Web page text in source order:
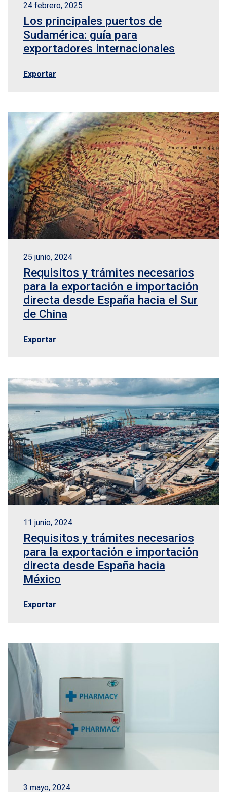
24 febrero, 2025
Los principales puertos de
Sudamérica: guía para
exportadores internacionales
Exportar
25 junio, 2024
Requisitos y trámites necesarios
para la exportación e importación
directa desde España hacia el Sur
de China
Exportar
11 junio, 2024
Requisitos y trámites necesarios
para la exportación e importación
directa desde España hacia
México
Exportar
3 mayo, 2024